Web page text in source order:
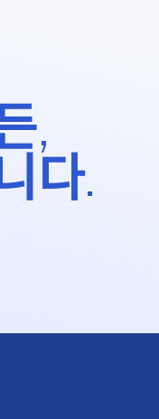
,
다.